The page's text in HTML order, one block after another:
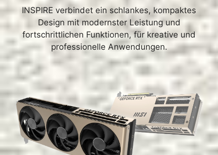
INSPIRE verbindet ein schlankes, kompaktes
Design mit modernster Leistung und
fortschrittlichen Funktionen, für kreative und
professionelle Anwendungen.